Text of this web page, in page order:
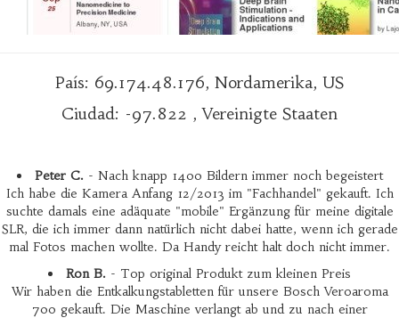
País: 69.174.48.176, Nordamerika, US
Ciudad: -97.822 , Vereinigte Staaten
Peter C. - Nach knapp 1400 Bildern immer noch begeistert
Ich habe die Kamera Anfang 12/2013 im "Fachhandel" gekauft. Ich
suchte damals eine adäquate "mobile" Ergänzung für meine digitale
SLR, die ich immer dann natürlich nicht dabei hatte, wenn ich gerade
mal Fotos machen wollte. Da Handy reicht halt doch nicht immer.
Ron B. - Top original Produkt zum kleinen Preis
Wir haben die Entkalkungstabletten für unsere Bosch Veroaroma
700 gekauft. Die Maschine verlangt ab und zu nach einer